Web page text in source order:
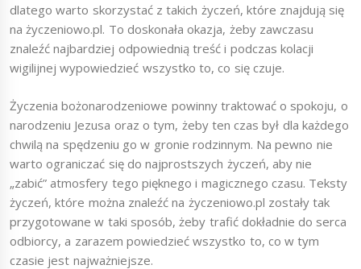
dlatego warto skorzystać z takich życzeń, które znajdują się
na życzeniowo.pl. To doskonała okazja, żeby zawczasu
znaleźć najbardziej odpowiednią treść i podczas kolacji
wigilijnej wypowiedzieć wszystko to, co się czuje.
Życzenia bożonarodzeniowe powinny traktować o spokoju, o
narodzeniu Jezusa oraz o tym, żeby ten czas był dla każdego
chwilą na spędzeniu go w gronie rodzinnym. Na pewno nie
warto ograniczać się do najprostszych życzeń, aby nie
„zabić” atmosfery tego pięknego i magicznego czasu. Teksty
życzeń, które można znaleźć na życzeniowo.pl zostały tak
przygotowane w taki sposób, żeby trafić dokładnie do serca
odbiorcy, a zarazem powiedzieć wszystko to, co w tym
czasie jest najważniejsze.